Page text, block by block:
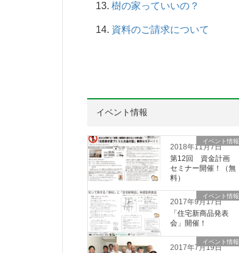
樹の家っていいの？
資料のご請求について
イベント情報
2018年11月7日
イベント情報
第12回 資金計画
セミナー開催！（無
料）
2017年9月17日
イベント情報
「住宅新商品発表
会」開催！
2017年7月19日
イベント情報